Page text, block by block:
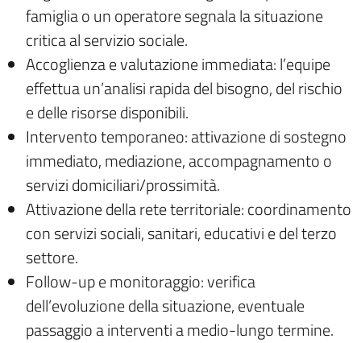
famiglia o un operatore segnala la situazione
critica al servizio sociale.
Accoglienza e valutazione immediata: l’equipe
effettua un’analisi rapida del bisogno, del rischio
e delle risorse disponibili.
Intervento temporaneo: attivazione di sostegno
immediato, mediazione, accompagnamento o
servizi domiciliari/prossimità.
Attivazione della rete territoriale: coordinamento
con servizi sociali, sanitari, educativi e del terzo
settore.
Follow-up e monitoraggio: verifica
dell’evoluzione della situazione, eventuale
passaggio a interventi a medio-lungo termine.